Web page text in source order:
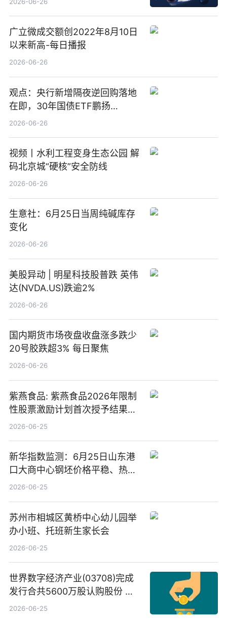
广立微成交额创2022年8月10日
以来新高-每日播报
2026-06-26
观点：央行新增隔夜逆回购落地
在即，30年国债ETF鹏扬
(511090) 盘中小幅上涨
2026-06-26
视频丨水利工程变身生态公园 解
码北京城“硬核”安全防线
2026-06-26
生意社：6月25日当周纯碱库存
变化
2026-06-26
美股异动 | 明星科技股普跌 英伟
达(NVDA.US)跌逾2%
2026-06-26
国内期货市场夜盘收盘涨多跌少
20号胶跌超3% 每日聚焦
2026-06-26
紫燕食品: 紫燕食品2026年限制
性股票激励计划首次授予结果公
告-微资讯
2026-06-25
新华指数监测：6月25日山东港
口大商中心钢坯价格平稳、热轧
C料价格微幅下跌
2026-06-25
苏州市相城区黄桥中心幼儿园举
办小班、托班新生家长会
2026-06-25
世界数字经济产业(03708)完成
发行合共5600万股认购股份 净
筹约1007万港元 独家焦点
2026-06-25